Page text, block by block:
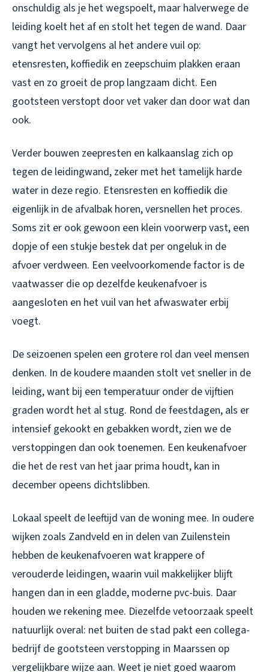
onschuldig als je het wegspoelt, maar halverwege de
leiding koelt het af en stolt het tegen de wand. Daar
vangt het vervolgens al het andere vuil op:
etensresten, koffiedik en zeepschuim plakken eraan
vast en zo groeit de prop langzaam dicht. Een
gootsteen verstopt door vet vaker dan door wat dan
ook.
Verder bouwen zeepresten en kalkaanslag zich op
tegen de leidingwand, zeker met het tamelijk harde
water in deze regio. Etensresten en koffiedik die
eigenlijk in de afvalbak horen, versnellen het proces.
Soms zit er ook gewoon een klein voorwerp vast, een
dopje of een stukje bestek dat per ongeluk in de
afvoer verdween. Een veelvoorkomende factor is de
vaatwasser die op dezelfde keukenafvoer is
aangesloten en het vuil van het afwaswater erbij
voegt.
De seizoenen spelen een grotere rol dan veel mensen
denken. In de koudere maanden stolt vet sneller in de
leiding, want bij een temperatuur onder de vijftien
graden wordt het al stug. Rond de feestdagen, als er
intensief gekookt en gebakken wordt, zien we de
verstoppingen dan ook toenemen. Een keukenafvoer
die het de rest van het jaar prima houdt, kan in
december opeens dichtslibben.
Lokaal speelt de leeftijd van de woning mee. In oudere
wijken zoals Zandveld en in delen van Zuilenstein
hebben de keukenafvoeren wat krappere of
verouderde leidingen, waarin vuil makkelijker blijft
hangen dan in een gladde, moderne pvc-buis. Daar
houden we rekening mee. Diezelfde vetoorzaak speelt
natuurlijk overal: net buiten de stad pakt een collega-
bedrijf de gootsteen verstopping in Maarssen op
vergelijkbare wijze aan. Weet je niet goed waarom